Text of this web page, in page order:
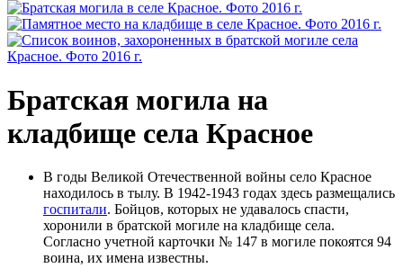
Братская могила на
кладбище села Красное
В годы Великой Отечественной войны село Красное
находилось в тылу. В 1942-1943 годах здесь размещались
госпитали. Бойцов, которых не удавалось спасти,
хоронили в братской могиле на кладбище села.
Согласно учетной карточки № 147 в могиле покоятся 94
воина, их имена известны.